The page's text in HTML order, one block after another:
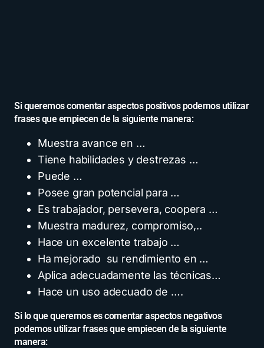
Si queremos comentar aspectos positivos podemos utilizar
frases que empiecen de la siguiente manera:
Muestra avance en …
Tiene habilidades y destrezas …
Puede …
Posee gran potencial para …
Es trabajador, persevera, coopera …
Muestra madurez, compromiso,..
Hace un excelente trabajo …
Ha mejorado su rendimiento en …
Aplica adecuadamente las técnicas…
Hace un uso adecuado de ….
Si lo que queremos es comentar aspectos negativos
podemos utilizar frases que empiecen de la siguiente
manera: